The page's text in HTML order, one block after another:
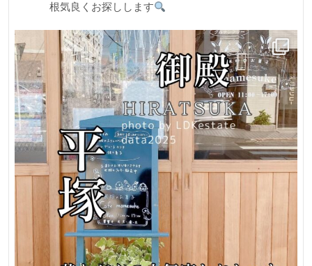
野
市
羽
根
売
地
注
文
地
根気良くお探しします